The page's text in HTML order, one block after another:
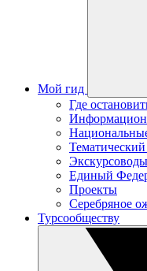
Мой гид
Где
Единый
Проекты
Серебряное
Турсообществу